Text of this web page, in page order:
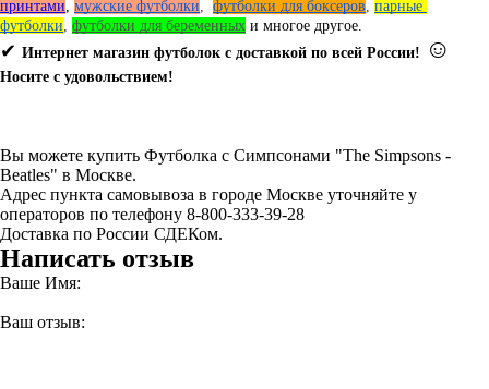
принтами, мужские футболки, футболки для боксеров, парные
футболки, футболки для беременных и многое другое.
✔ Интернет магазин футболок с доставкой по всей России! ☺
Носите с удовольствием!
Вы можете купить Футболка с Симпсонами "The Simpsons -
Beatles" в Москве.
Адрес пункта самовывоза в городе Москве уточняйте у
операторов по телефону 8-800-333-39-28
Доставка по России СДЕКом.
Написать отзыв
Ваше Имя:
Ваш отзыв: